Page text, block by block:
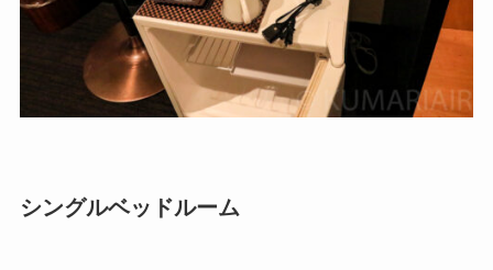
シングルベッドルーム